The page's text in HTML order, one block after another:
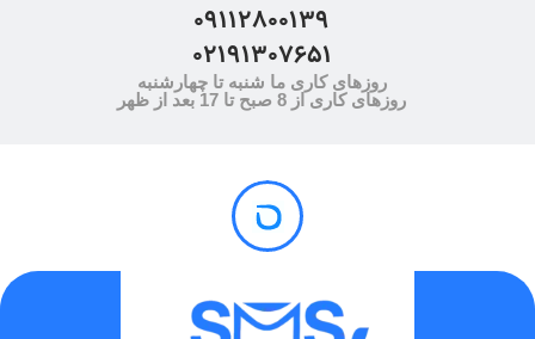
09112800139
02191307651
روزهای کاری ما شنبه تا چهارشنبه
روزهای کاری از 8 صبح تا 17 بعد از ظهر